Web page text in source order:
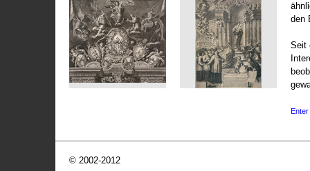
den
Seit
© 2002-2012